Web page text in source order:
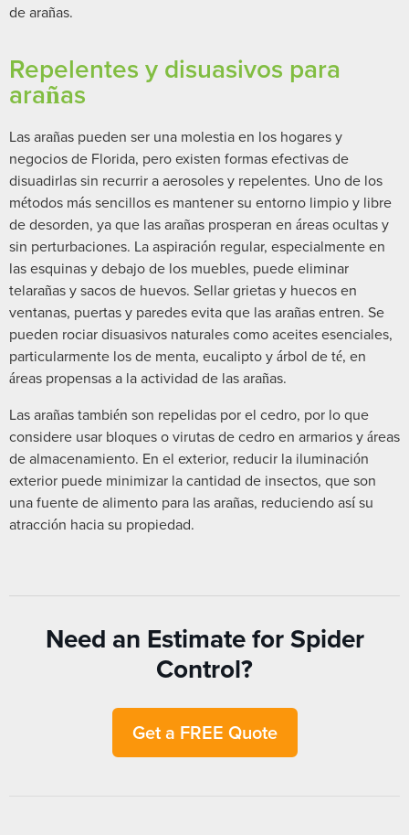
de arañas.
Repelentes y disuasivos para
arañas
Las arañas pueden ser una molestia en los hogares y
negocios de Florida, pero existen formas efectivas de
disuadirlas sin recurrir a aerosoles y repelentes. Uno de los
métodos más sencillos es mantener su entorno limpio y libre
de desorden, ya que las arañas prosperan en áreas ocultas y
sin perturbaciones. La aspiración regular, especialmente en
las esquinas y debajo de los muebles, puede eliminar
telarañas y sacos de huevos. Sellar grietas y huecos en
ventanas, puertas y paredes evita que las arañas entren. Se
pueden rociar disuasivos naturales como aceites esenciales,
particularmente los de menta, eucalipto y árbol de té, en
áreas propensas a la actividad de las arañas.
Las arañas también son repelidas por el cedro, por lo que
considere usar bloques o virutas de cedro en armarios y áreas
de almacenamiento. En el exterior, reducir la iluminación
exterior puede minimizar la cantidad de insectos, que son
una fuente de alimento para las arañas, reduciendo así su
atracción hacia su propiedad.
Need an Estimate for Spider
Control?
Get a FREE Quote